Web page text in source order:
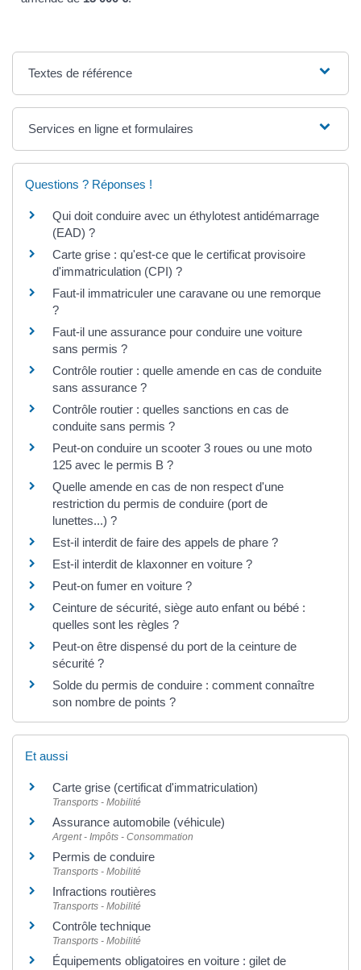
Textes de référence
Services en ligne et formulaires
Questions ? Réponses !
Qui doit conduire avec un éthylotest antidémarrage
(EAD) ?
Carte grise : qu'est-ce que le certificat provisoire
d'immatriculation (CPI) ?
Faut-il immatriculer une caravane ou une remorque
?
Faut-il une assurance pour conduire une voiture
sans permis ?
Contrôle routier : quelle amende en cas de conduite
sans assurance ?
Contrôle routier : quelles sanctions en cas de
conduite sans permis ?
Peut-on conduire un scooter 3 roues ou une moto
125 avec le permis B ?
Quelle amende en cas de non respect d'une
restriction du permis de conduire (port de
lunettes...) ?
Est-il interdit de faire des appels de phare ?
Est-il interdit de klaxonner en voiture ?
Peut-on fumer en voiture ?
Ceinture de sécurité, siège auto enfant ou bébé :
quelles sont les règles ?
Peut-on être dispensé du port de la ceinture de
sécurité ?
Solde du permis de conduire : comment connaître
son nombre de points ?
Et aussi
Carte grise (certificat d'immatriculation)
Transports - Mobilité
Assurance automobile (véhicule)
Argent - Impôts - Consommation
Permis de conduire
Transports - Mobilité
Infractions routières
Transports - Mobilité
Contrôle technique
Transports - Mobilité
Équipements obligatoires en voiture : gilet de